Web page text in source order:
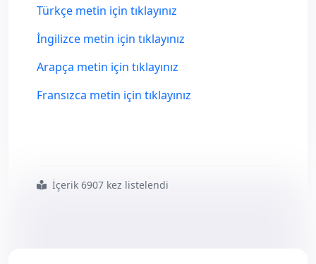
Türkçe metin için tıklayınız
İngilizce metin için tıklayınız
Arapça metin için tıklayınız
Fransızca metin için tıklayınız
#memur sen den
#kıtadan
#100 ün
#üzerinde
#ülkedeki
#250 yi
#aşkın
#ulusal
#ve
#uluslararası
#emek
#örgütüne
#barış
#pınarı
#harekâtı
İçerik 6907 kez listelendi